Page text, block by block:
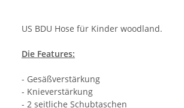
US BDU Hose für Kinder woodland.
Die Features:
- Gesäßverstärkung
- Knieverstärkung
- 2 seitliche Schubtaschen